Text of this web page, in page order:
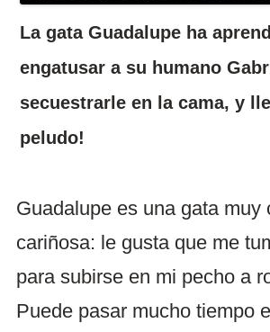
La gata Guadalupe ha
engatusar a su humano
secuestrarle en la cama, y
peludo!
Guadalupe es una gata muy
cariñosa: le gusta que me
para subirse en mi pecho a
Puede pasar mucho tiempo